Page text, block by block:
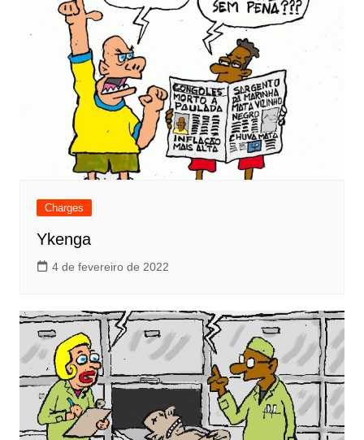
Charges
Ykenga
4 de fevereiro de 2022